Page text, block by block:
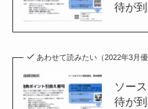
待が
あわせて読みたい（2022年3月優
ソー
待が